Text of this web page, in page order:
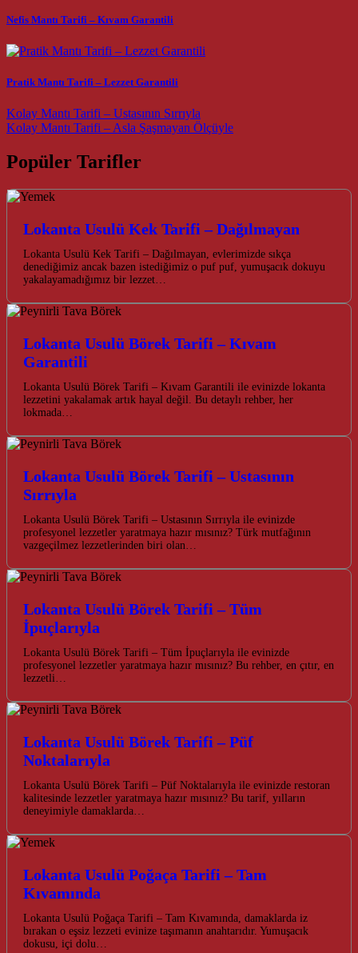
Nefis Mantı Tarifi – Kıvam Garantili
Pratik Mantı Tarifi – Lezzet Garantili
Post navigation
Kolay Mantı Tarifi – Ustasının Sırrıyla
Kolay Mantı Tarifi – Asla Şaşmayan Ölçüyle
Popüler Tarifler
Lokanta Usulü Kek Tarifi – Dağılmayan
Lokanta Usulü Kek Tarifi – Dağılmayan, evlerimizde sıkça
denediğimiz ancak bazen istediğimiz o puf puf, yumuşacık dokuyu
yakalayamadığımız bir lezzet…
Lokanta Usulü Börek Tarifi – Kıvam
Garantili
Lokanta Usulü Börek Tarifi – Kıvam Garantili ile evinizde lokanta
lezzetini yakalamak artık hayal değil. Bu detaylı rehber, her
lokmada…
Lokanta Usulü Börek Tarifi – Ustasının
Sırrıyla
Lokanta Usulü Börek Tarifi – Ustasının Sırrıyla ile evinizde
profesyonel lezzetler yaratmaya hazır mısınız? Türk mutfağının
vazgeçilmez lezzetlerinden biri olan…
Lokanta Usulü Börek Tarifi – Tüm
İpuçlarıyla
Lokanta Usulü Börek Tarifi – Tüm İpuçlarıyla ile evinizde
profesyonel lezzetler yaratmaya hazır mısınız? Bu rehber, en çıtır, en
lezzetli…
Lokanta Usulü Börek Tarifi – Püf
Noktalarıyla
Lokanta Usulü Börek Tarifi – Püf Noktalarıyla ile evinizde restoran
kalitesinde lezzetler yaratmaya hazır mısınız? Bu tarif, yılların
deneyimiyle damaklarda…
Lokanta Usulü Poğaça Tarifi – Tam
Kıvamında
Lokanta Usulü Poğaça Tarifi – Tam Kıvamında, damaklarda iz
bırakan o eşsiz lezzeti evinize taşımanın anahtarıdır. Yumuşacık
dokusu, içi dolu…